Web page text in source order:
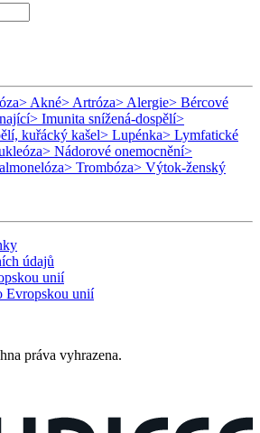
> Akné> Artróza> Alergie> Bércové
> Imunita snížená-dospělí>
kuřácký kašel> Lupénka> Lymfatické
> Nádorové onemocnění>
> Trombóza> Výtok-ženský
údajů
unií
Evropskou unií
práva vyhrazena.